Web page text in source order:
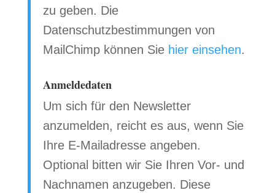
zu geben. Die
Datenschutzbestimmungen von
MailChimp können Sie hier einsehen.
Anmeldedaten
Um sich für den Newsletter
anzumelden, reicht es aus, wenn Sie
Ihre E-Mailadresse angeben.
Optional bitten wir Sie Ihren Vor- und
Nachnamen anzugeben. Diese